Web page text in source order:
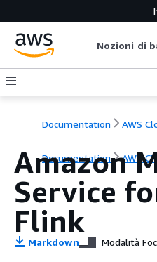
Nozioni di
Documentation AWS
Documentation AWS
Amazon
Service
Flink
Markdown Modalità